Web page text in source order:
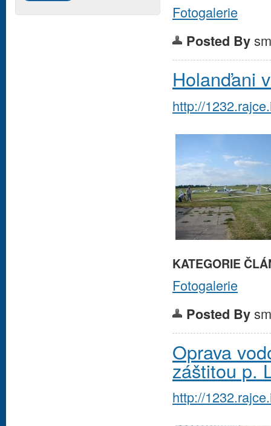
Fotogalerie
Posted By
Holanďani
http://
KATEGORIE
Fotogalerie
Posted By
Oprava
záštitou p.
http://